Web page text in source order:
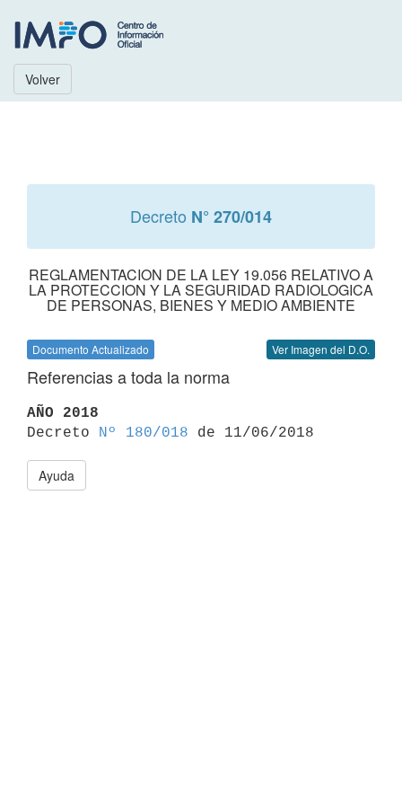
Volver
Decreto N° 270/014
REGLAMENTACION DE LA LEY 19.056 RELATIVO A
LA PROTECCION Y LA SEGURIDAD RADIOLOGICA
DE PERSONAS, BIENES Y MEDIO AMBIENTE
Documento Actualizado Ver Imagen del D.O.
Referencias a toda la norma
AÑO 2018
Decreto
Nº 180/018
Ayuda